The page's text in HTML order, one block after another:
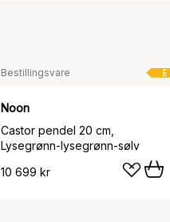
E
Bestillingsvare
Noon
Castor pendel 20 cm,
Lysegrønn-lysegrønn-sølv
10 699 kr